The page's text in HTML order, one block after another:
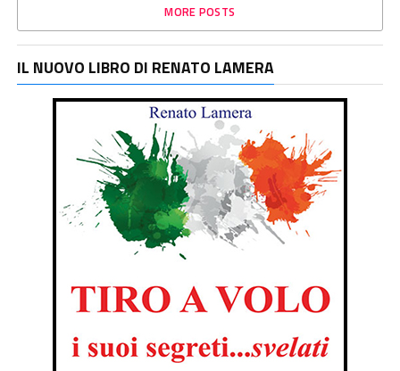
MORE POSTS
IL NUOVO LIBRO DI RENATO LAMERA